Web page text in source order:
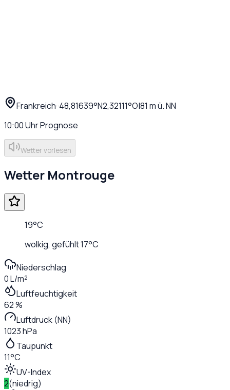
Frankreich··48,81639°N2,32111°O|81 m ü. NN
10:00UhrPrognose
Wetter vorlesen
Wetter Montrouge
19°C
wolkig, gefühlt17°C
Niederschlag
0 L/m²
Luftfeuchtigkeit
62 %
Luftdruck (NN)
1023 hPa
Taupunkt
11°C
UV-Index
2(niedrig)